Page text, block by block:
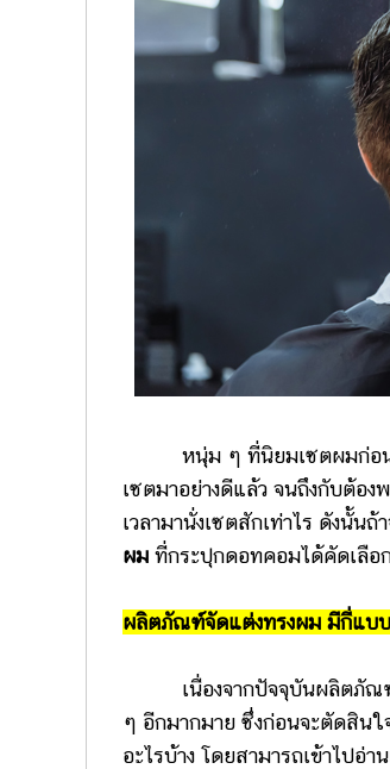
หนุ่ม ๆ ที่นิยมเซตผมก่อนออ
เซตมาอย่างดีแล้ว จนถึงกับต้อ
เวลามานั่งเซตสักเท่าไร ดังนั้
ผม ที่กระปุกดอทคอมได้คัดเลือ
ผลิตภัณฑ์จัดแต่งทรงผม มีกี่แบบ
เนื่องจากปัจจุบันผลิตภัณฑ์จั
ๆ อีกมากมาย ซึ่งก่อนจะตัดสินใ
อะไรบ้าง โดยสามารถเข้าไปอ่